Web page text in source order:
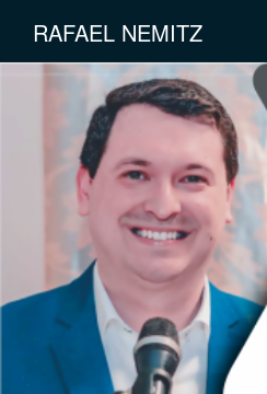
RAFAEL NEMITZ